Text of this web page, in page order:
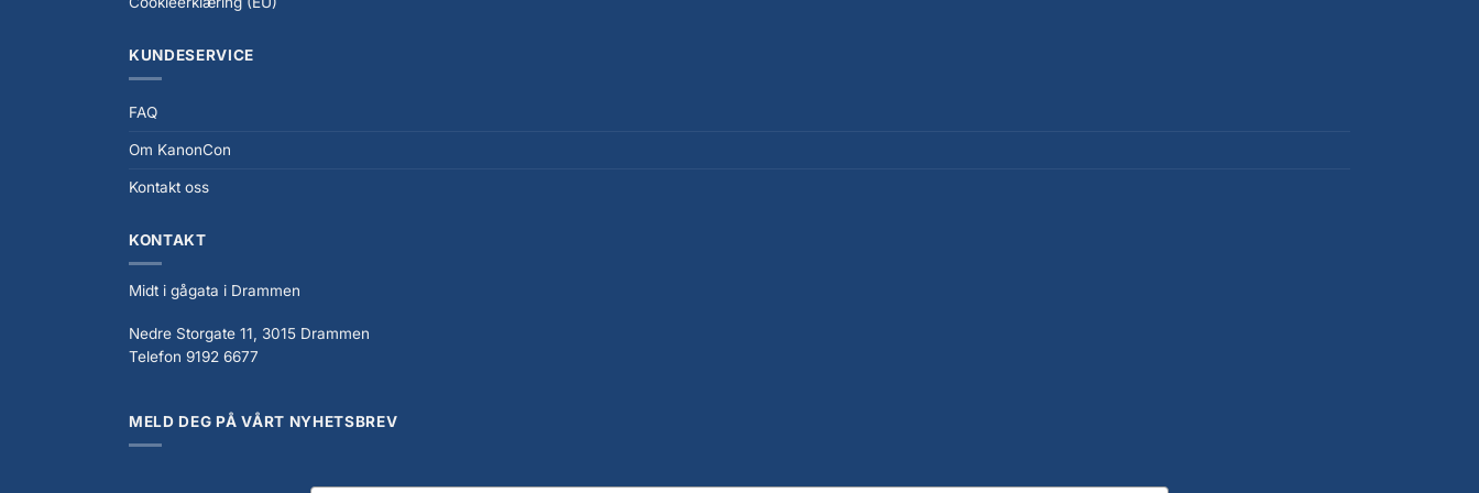
KUNDESERVICE
FAQ
Om KanonCon
Kontakt oss
KONTAKT
Midt i gågata i Drammen
Nedre Storgate 11, 3015 Drammen
Telefon 9192 6677
MELD DEG PÅ VÅRT NYHETSBREV